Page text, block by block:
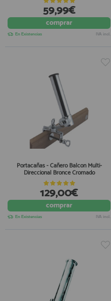
59,99€
comprar
En Existencias IVA incl.
Portacañas - Cañero Balcon Multi-
Direccional Bronce Cromado
129,00€
comprar
En Existencias IVA incl.